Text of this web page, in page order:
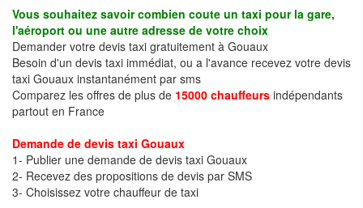
Vous souhaitez savoir combien coute un taxi pour la gare,
l'aéroport ou une autre adresse de votre choix
Demander votre devis taxi gratuitement à Gouaux
Besoin d'un devis taxi immédiat, ou a l'avance recevez votre devis
taxi Gouaux instantanément par sms
Comparez les offres de plus de 15000 chauffeurs indépendants
partout en France
Demande de devis taxi Gouaux
1- Publier une demande de devis taxi Gouaux
2- Recevez des propositions de devis par SMS
3- Choisissez votre chauffeur de taxi